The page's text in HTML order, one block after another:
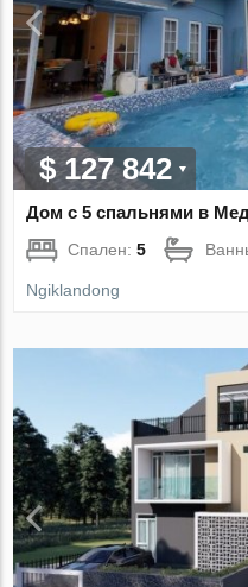
$ 127 842
Дом с 5 спальнями в
Спален:5
Ngiklandong